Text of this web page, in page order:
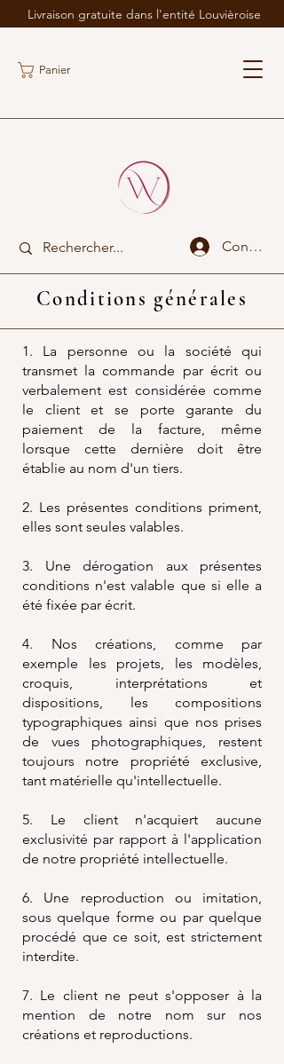
Livraison gratuite dans l'entité Louvièroise
Panier
Connexion
Conditions générales
1. La personne ou la société qui
transmet la commande par écrit ou
verbalement est considérée comme
le client et se porte garante du
paiement de la facture, même
lorsque cette dernière doit être
établie au nom d'un tiers.
2. Les présentes conditions priment,
elles sont seules valables.
3. Une dérogation aux présentes
conditions n'est valable que si elle a
été fixée par écrit.
4. Nos créations, comme par
exemple les projets, les modèles,
croquis, interprétations et
dispositions, les compositions
typographiques ainsi que nos prises
de vues photographiques, restent
toujours notre propriété exclusive,
tant matérielle qu'intellectuelle.
5. Le client n'acquiert aucune
exclusivité par rapport à l'application
de notre propriété intellectuelle.
6. Une reproduction ou imitation,
sous quelque forme ou par quelque
procédé que ce soit, est strictement
interdite.
7. Le client ne peut s'opposer à la
mention de notre nom sur nos
créations et reproductions.